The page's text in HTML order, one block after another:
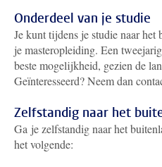
Onderdeel van je studie
Je kunt tijdens je studie naar
je masteropleiding. Een
beste mogelijkheid, gezien de
Geïnteresseerd? Neem dan
Zelfstandig naar het
Ga je zelfstandig naar het
het volgende: